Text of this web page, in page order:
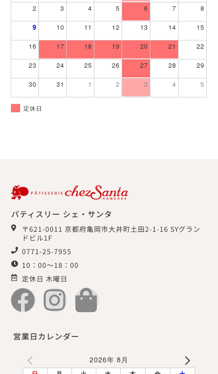
2 3 4 5 6 7 8
9 10 11 12 13 14 15
16 17 18 19 20 21 22
23 24 25 26 27 28 29
30 31 1 2 3 4 5
定休日
パティスリー シェ・サンタ
〒621-0011 京都府亀岡市大井町土田2-1-16 SYグラン
ドビル1F
0771-25-7955
10：00～18：00
定休日 木曜日
営業日カレンダー
2026年 8月